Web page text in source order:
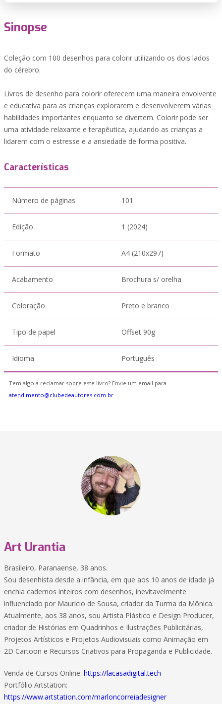
Sinopse
Coleção com 100 desenhos para colorir utilizando os dois lados
do cérebro.
Livros de desenho para colorir oferecem uma maneira envolvente
e educativa para as crianças explorarem e desenvolverem várias
habilidades importantes enquanto se divertem. Colorir pode ser
uma atividade relaxante e terapêutica, ajudando as crianças a
lidarem com o estresse e a ansiedade de forma positiva.
Características
Número de páginas 101
Edição 1 (2024)
Formato A4 (210x297)
Acabamento Brochura s/ orelha
Coloração Preto e branco
Tipo de papel Offset 90g
Idioma Português
Tem algo a reclamar sobre este livro? Envie um email para
atendimento@clubedeautores.com.br
Art Urantia
Brasileiro, Paranaense, 38 anos.
Sou desenhista desde a infância, em que aos 10 anos de idade já
enchia cadernos inteiros com desenhos, inevitavelmente
influenciado por Maurício de Sousa, criador da Turma da Mônica.
Atualmente, aos 38 anos, sou Artista Plástico e Design Producer,
criador de Histórias em Quadrinhos e Ilustrações Publicitárias,
Projetos Artísticos e Projetos Audiovisuais como Animação em
2D Cartoon e Recursos Criativos para Propaganda e Publicidade.
Venda de Cursos Online: https://lacasadigital.tech
Portfólio Artstation:
https://www.artstation.com/marloncorreiadesigner